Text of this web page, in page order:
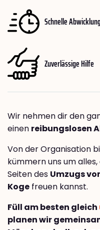
Schnelle
Zuverlässige Hilfe
Wir nehmen dir den
einen reibungslosen
Von der Organisation
kümmern uns um
Seiten des Umzugs
Koge freuen kannst.
Füll am besten gleich
planen wir